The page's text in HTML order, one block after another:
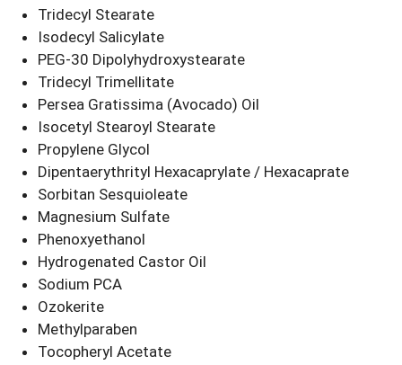
Tridecyl Stearate
Isodecyl Salicylate
PEG-30 Dipolyhydroxystearate
Tridecyl Trimellitate
Persea Gratissima (Avocado) Oil
Isocetyl Stearoyl Stearate
Propylene Glycol
Dipentaerythrityl Hexacaprylate / Hexacaprate
Sorbitan Sesquioleate
Magnesium Sulfate
Phenoxyethanol
Hydrogenated Castor Oil
Sodium PCA
Ozokerite
Methylparaben
Tocopheryl Acetate